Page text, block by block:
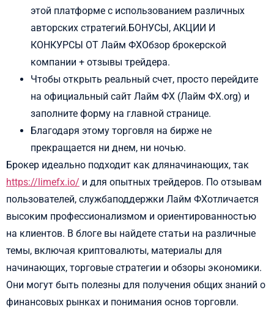
этой платформе с использованием различных
авторских стратегий.БОНУСЫ, АКЦИИ И
КОНКУРСЫ ОТ Лайм ФХОбзор брокерской
компании + отзывы трейдера.
Чтобы открыть реальный счет, просто перейдите
на официальный сайт Лайм ФХ (Лайм ФХ.org) и
заполните форму на главной странице.
Благодаря этому торговля на бирже не
прекращается ни днем, ни ночью.
Брокер идеально подходит как дляначинающих, так
https://limefx.io/ и для опытных трейдеров. По отзывам
пользователей, службаподдержки Лайм ФХотличается
высоким профессионализмом и ориентированностью
на клиентов. В блоге вы найдете статьи на различные
темы, включая криптовалюты, материалы для
начинающих, торговые стратегии и обзоры экономики.
Они могут быть полезны для получения общих знаний о
финансовых рынках и понимания основ торговли.